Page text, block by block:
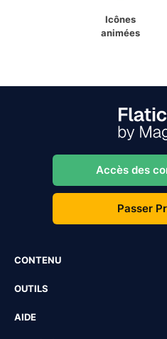
Icônes
animées
Accès des
Passer
CONTENU
OUTILS
AIDE